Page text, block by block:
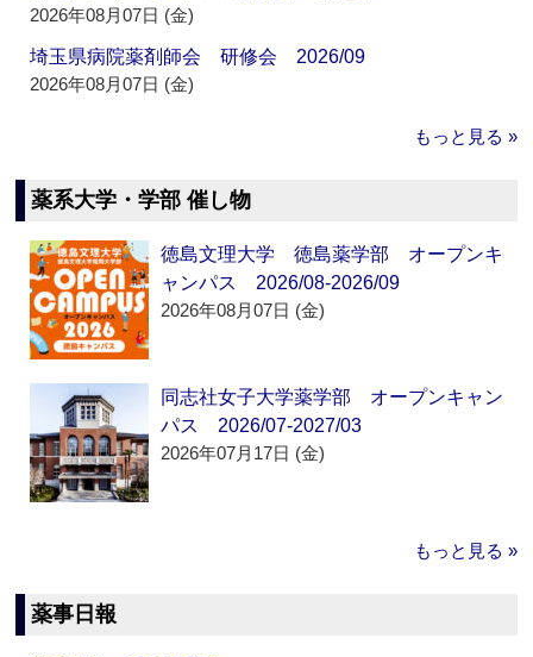
2026年08月07日 (金)
埼玉県病院薬剤師会 研修会 2026/09
2026年08月07日 (金)
もっと見る »
薬系大学・学部 催し物
徳島文理大学 徳島薬学部 オープンキ
ャンパス 2026/08-2026/09
2026年08月07日 (金)
同志社女子大学薬学部 オープンキャン
パス 2026/07-2027/03
2026年07月17日 (金)
もっと見る »
薬事日報